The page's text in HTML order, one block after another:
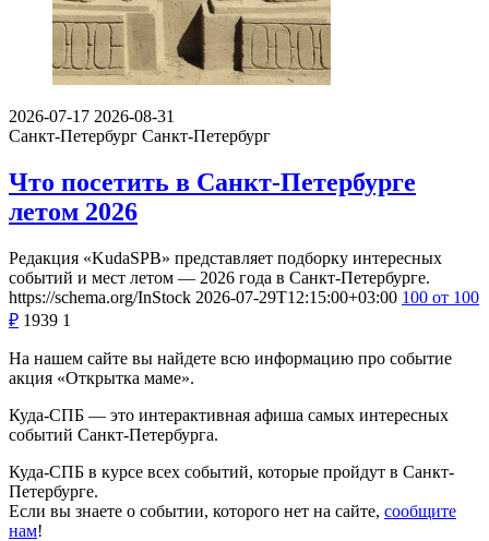
2026-07-17 2026-08-31
Санкт-Петербург Санкт-Петербург
Что посетить в Санкт-Петербурге
летом 2026
Редакция «KudaSPB» представляет подборку интересных
событий и мест летом — 2026 года в Санкт-Петербурге.
https://schema.org/InStock 2026-07-29T12:15:00+03:00 100 от 100
₽ 1939 1
На нашем сайте вы найдете всю информацию про событие
акция «Открытка маме».
Куда-СПБ — это интерактивная афиша самых интересных
событий Санкт-Петербурга.
Куда-СПБ в курсе всех событий, которые пройдут в Санкт-
Петербурге.
Если вы знаете о событии, которого нет на сайте, сообщите
нам!